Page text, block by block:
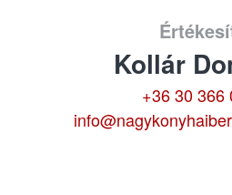
Kollár
+36 30 366